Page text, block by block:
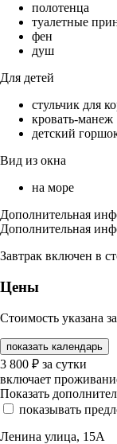
полотенца
туалетные
фен
душ
Для детей
стульчик для
кровать-манеж
детский
Вид из окна
на море
Дополнительная
Дополнительная
Завтрак включен в
Цены
Стоимость указана
показать календарь
3 800 ₽ за сутки
включает
Показать
показывать
Ленина улица, 15А